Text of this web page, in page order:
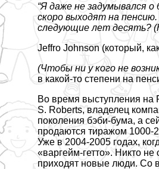
“Я даже не задумывался
скоро выходят на
следующие лет десять?
Jeffro Johnson (который,
(Чтобы ни у кого не
в какой-то степени на
Во время выступления на
S. Roberts, владелец
поколения бэби-бума, а
продаются тиражом 1000-
Уже в 2004-2005 годах,
«варгeйм-гетто». Никто
приходят новые люди. Со